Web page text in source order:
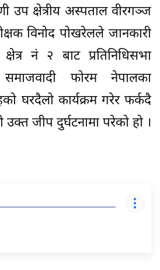
उप क्षेत्रीय अस्पताल वीरगञ्ज
विनोद पोखरेलले जानकारी
नं २ बाट प्रतिनिधिसभा
फोरम नेपालका
घरदैलो कार्यक्रम गरेर फर्कदै
उक्त जीप दुर्घटनामा परेको हो ।